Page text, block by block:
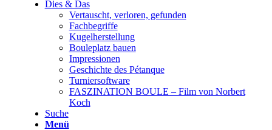
Dies & Das
Vertauscht, verloren, gefunden
Fachbegriffe
Kugelherstellung
Bouleplatz bauen
Impressionen
Geschichte des Pétanque
Turniersoftware
FASZINATION BOULE – Film von Norbert
Koch
Suche
Menü